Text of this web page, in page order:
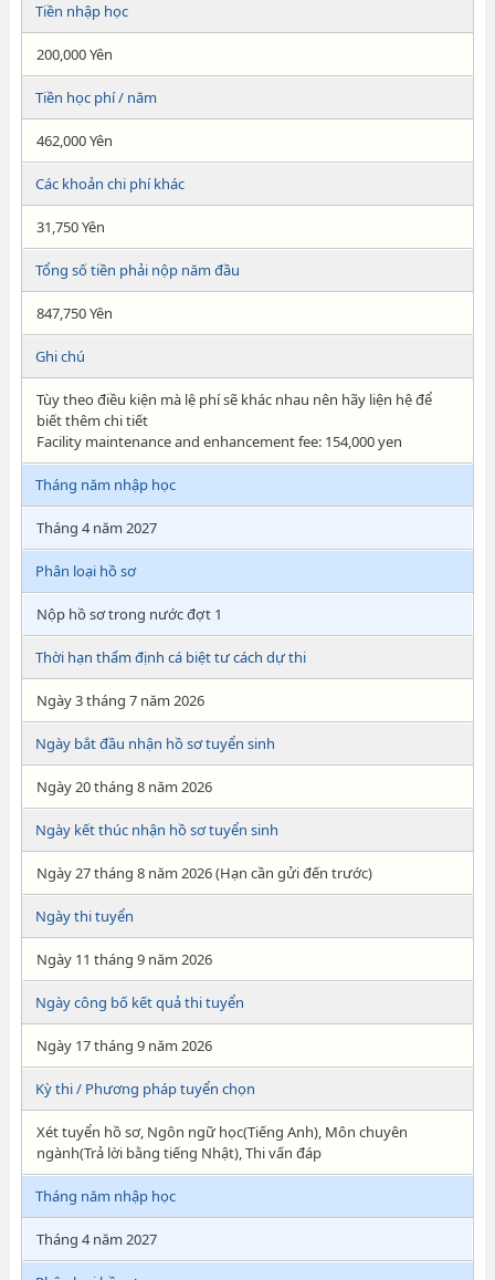
Tiền nhập học
200,000 Yên
Tiền học phí / năm
462,000 Yên
Các khoản chi phí khác
31,750 Yên
Tổng số tiền phải nộp năm đầu
847,750 Yên
Ghi chú
Tùy theo điều kiện mà lệ phí sẽ khác nhau nên hãy liện hệ để
biết thêm chi tiết
Facility maintenance and enhancement fee: 154,000 yen
Tháng năm nhập học
Tháng 4 năm 2027
Phân loại hồ sơ
Nộp hồ sơ trong nước đợt 1
Thời hạn thẩm định cá biệt tư cách dự thi
Ngày 3 tháng 7 năm 2026
Ngày bắt đầu nhận hồ sơ tuyển sinh
Ngày 20 tháng 8 năm 2026
Ngày kết thúc nhận hồ sơ tuyển sinh
Ngày 27 tháng 8 năm 2026 (Hạn cần gửi đến trước)
Ngày thi tuyển
Ngày 11 tháng 9 năm 2026
Ngày công bố kết quả thi tuyển
Ngày 17 tháng 9 năm 2026
Kỳ thi / Phương pháp tuyển chọn
Xét tuyển hồ sơ, Ngôn ngữ học(Tiếng Anh), Môn chuyên
ngành(Trả lời bằng tiếng Nhật), Thi vấn đáp
Tháng năm nhập học
Tháng 4 năm 2027